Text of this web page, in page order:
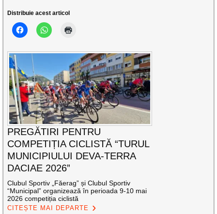
Distribuie acest articol
PREGĂTIRI PENTRU
COMPETIȚIA CICLISTĂ “TURUL
MUNICIPIULUI DEVA-TERRA
DACIAE 2026”
Clubul Sportiv „Făerag” și Clubul Sportiv
“Municipal” organizează în perioada 9-10 mai
2026 competiția ciclistă
CITEȘTE MAI DEPARTE